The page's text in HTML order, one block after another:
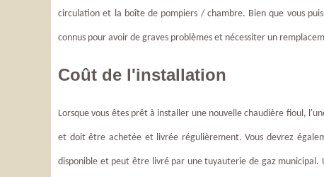
circulation et la boîte de pompiers / chambre. Bien que vous
connus pour avoir de graves problèmes et nécessiter un
Coût de l'installation
Lorsque vous êtes prêt à installer une nouvelle chaudière fioul,
et doit être achetée et livrée régulièrement. Vous devrez
disponible et peut être livré par une tuyauterie de gaz